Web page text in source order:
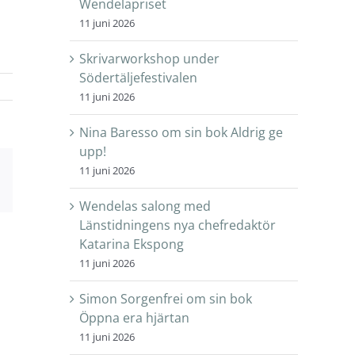
Wendelapriset
11 juni 2026
Skrivarworkshop under
Södertäljefestivalen
11 juni 2026
Nina Baresso om sin bok Aldrig ge
upp!
11 juni 2026
Wendelas salong med
Länstidningens nya chefredaktör
Katarina Ekspong
11 juni 2026
Simon Sorgenfrei om sin bok
Öppna era hjärtan
11 juni 2026